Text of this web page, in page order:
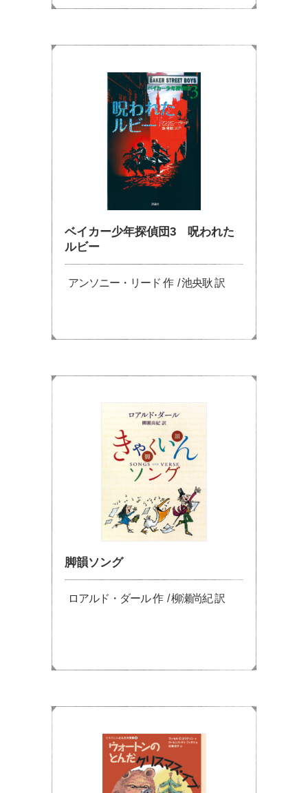
ベイカー少年探偵団3 呪われた
ルビー
アンソニー・リード 作 / 池央耿 訳
脚韻ソング
ロアルド・ダール 作 / 柳瀬尚紀 訳